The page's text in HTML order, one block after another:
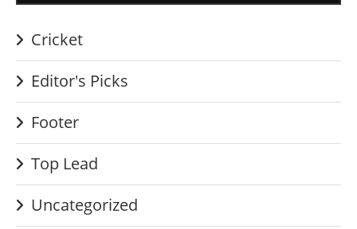
Cricket
Editor's Picks
Footer
Top Lead
Uncategorized